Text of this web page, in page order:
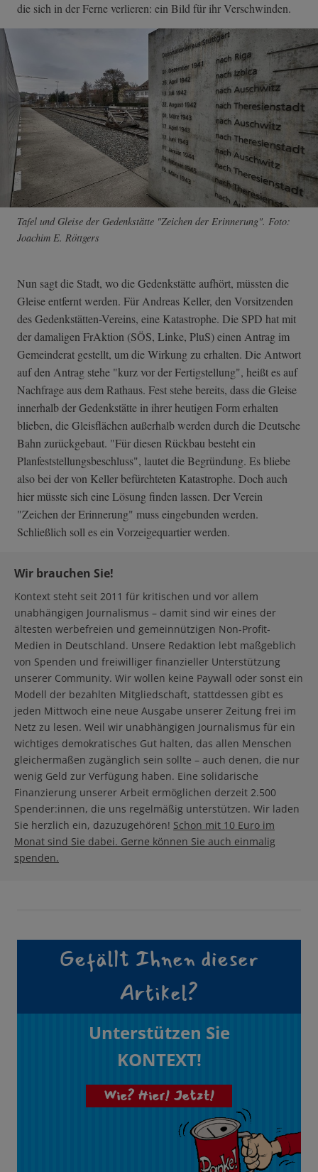
die sich in der Ferne verlieren: ein Bild für ihr Verschwinden.
Tafel und Gleise der Gedenkstätte "Zeichen der Erinnerung". Foto:
Joachim E. Röttgers
Nun sagt die Stadt, wo die Gedenkstätte aufhört, müssten die
Gleise entfernt werden. Für Andreas Keller, den Vorsitzenden
des Gedenkstätten-Vereins, eine Katastrophe. Die SPD hat mit
der damaligen FrAktion (SÖS, Linke, PluS) einen Antrag im
Gemeinderat gestellt, um die Wirkung zu erhalten. Die Antwort
auf den Antrag stehe "kurz vor der Fertigstellung", heißt es auf
Nachfrage aus dem Rathaus. Fest stehe bereits, dass die Gleise
innerhalb der Gedenkstätte in ihrer heutigen Form erhalten
blieben, die Gleisflächen außerhalb werden durch die Deutsche
Bahn zurückgebaut. "Für diesen Rückbau besteht ein
Planfeststellungsbeschluss", lautet die Begründung. Es bliebe
also bei der von Keller befürchteten Katastrophe. Doch auch
hier müsste sich eine Lösung finden lassen. Der Verein
"Zeichen der Erinnerung" muss eingebunden werden.
Schließlich soll es ein Vorzeigequartier werden.
Wir brauchen Sie!
Kontext steht seit 2011 für kritischen und vor allem
unabhängigen Journalismus – damit sind wir eines der
ältesten werbefreien und gemeinnützigen Non-Profit-
Medien in Deutschland. Unsere Redaktion lebt maßgeblich
von Spenden und freiwilliger finanzieller Unterstützung
unserer Community. Wir wollen keine Paywall oder sonst ein
Modell der bezahlten Mitgliedschaft, stattdessen gibt es
jeden Mittwoch eine neue Ausgabe unserer Zeitung frei im
Netz zu lesen. Weil wir unabhängigen Journalismus für ein
wichtiges demokratisches Gut halten, das allen Menschen
gleichermaßen zugänglich sein sollte – auch denen, die nur
wenig Geld zur Verfügung haben. Eine solidarische
Finanzierung unserer Arbeit ermöglichen derzeit 2.500
Spender:innen, die uns regelmäßig unterstützen. Wir laden
Sie herzlich ein, dazuzugehören! Schon mit 10 Euro im
Monat sind Sie dabei. Gerne können Sie auch einmalig
spenden.
Gefällt Ihnen dieser
Artikel?
Unterstützen Sie
KONTEXT!
Wie? Hier! Jetzt!